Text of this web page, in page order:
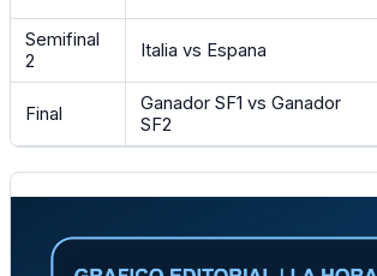
Semifinal
2
Italia vs Espana
Final
Ganador SF1 vs Ganador
SF2